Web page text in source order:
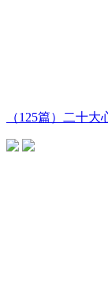
（125篇）二十